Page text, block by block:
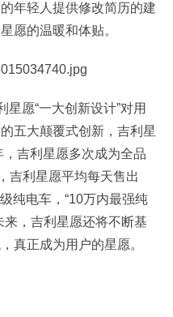
年轻人提供修改简历的建
愿的温暖和体贴。
星愿“一大创新设计”对用
五大颠覆式创新，吉利星
吉利星愿多次成为全品
吉利星愿平均每天售出
纯电车，“10万内最强纯
来，吉利星愿还将不断基
真正成为用户的星愿。